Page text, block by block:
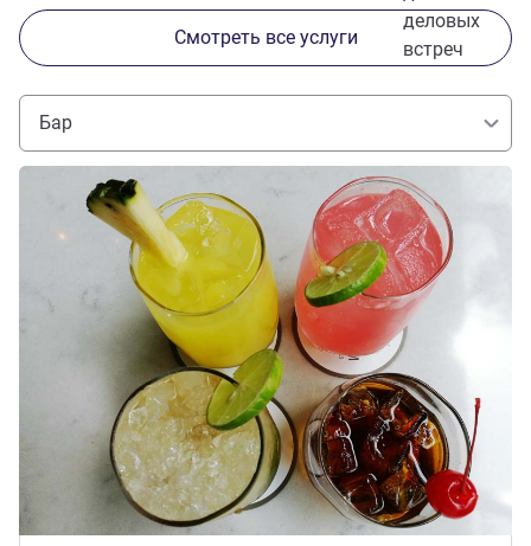
деловых
встреч
Смотреть все услуги
Бар
Подробная информация